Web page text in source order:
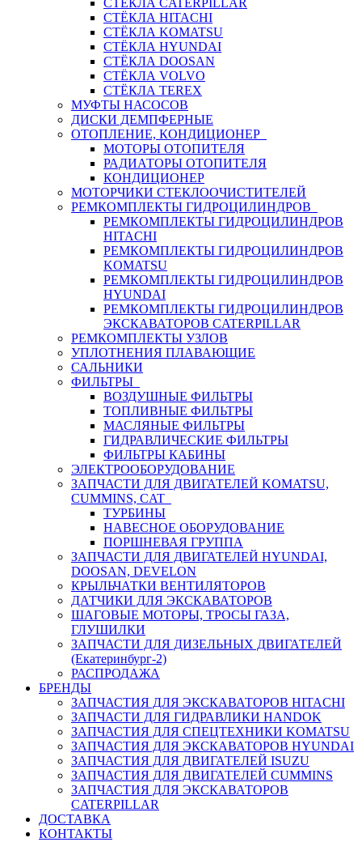
СТЁКЛА CATERPILLAR
СТЁКЛА HITACHI
СТЁКЛА KOMATSU
СТЁКЛА HYUNDAI
СТЁКЛА DOOSAN
СТЁКЛА VOLVO
СТЁКЛА TEREX
МУФТЫ НАСОСОВ
ДИСКИ ДЕМПФЕРНЫЕ
ОТОПЛЕНИЕ, КОНДИЦИОНЕР
МОТОРЫ ОТОПИТЕЛЯ
РАДИАТОРЫ ОТОПИТЕЛЯ
КОНДИЦИОНЕР
МОТОРЧИКИ СТЕКЛООЧИСТИТЕЛЕЙ
РЕМКОМПЛЕКТЫ ГИДРОЦИЛИНДРОВ
РЕМКОМПЛЕКТЫ ГИДРОЦИЛИНДРОВ
HITACHI
РЕМКОМПЛЕКТЫ ГИДРОЦИЛИНДРОВ
KOMATSU
РЕМКОМПЛЕКТЫ ГИДРОЦИЛИНДРОВ
HYUNDAI
РЕМКОМПЛЕКТЫ ГИДРОЦИЛИНДРОВ
ЭКСКАВАТОРОВ CATERPILLAR
РЕМКОМПЛЕКТЫ УЗЛОВ
УПЛОТНЕНИЯ ПЛАВАЮЩИЕ
САЛЬНИКИ
ФИЛЬТРЫ
ВОЗДУШНЫЕ ФИЛЬТРЫ
ТОПЛИВНЫЕ ФИЛЬТРЫ
МАСЛЯНЫЕ ФИЛЬТРЫ
ГИДРАВЛИЧЕСКИЕ ФИЛЬТРЫ
ФИЛЬТРЫ КАБИНЫ
ЭЛЕКТРООБОРУДОВАНИЕ
ЗАПЧАСТИ ДЛЯ ДВИГАТЕЛЕЙ KOMATSU,
CUMMINS, CAT
ТУРБИНЫ
НАВЕСНОЕ ОБОРУДОВАНИЕ
ПОРШНЕВАЯ ГРУППА
ЗАПЧАСТИ ДЛЯ ДВИГАТЕЛЕЙ HYUNDAI,
DOOSAN, DEVELON
КРЫЛЬЧАТКИ ВЕНТИЛЯТОРОВ
ДАТЧИКИ ДЛЯ ЭКСКАВАТОРОВ
ШАГОВЫЕ МОТОРЫ, ТРОСЫ ГАЗА,
ГЛУШИЛКИ
ЗАПЧАСТИ ДЛЯ ДИЗЕЛЬНЫХ ДВИГАТЕЛЕЙ
(Екатеринбург-2)
РАСПРОДАЖА
БРЕНДЫ
ЗАПЧАСТИЯ ДЛЯ ЭКСКАВАТОРОВ HITACHI
ЗАПЧАСТИ ДЛЯ ГИДРАВЛИКИ HANDOK
ЗАПЧАСТИЯ ДЛЯ СПЕЦТЕХНИКИ KOMATSU
ЗАПЧАСТИЯ ДЛЯ ЭКСКАВАТОРОВ HYUNDAI
ЗАПЧАСТИЯ ДЛЯ ДВИГАТЕЛЕЙ ISUZU
ЗАПЧАСТИЯ ДЛЯ ДВИГАТЕЛЕЙ CUMMINS
ЗАПЧАСТИЯ ДЛЯ ЭКСКАВАТОРОВ
CATERPILLAR
ДОСТАВКА
КОНТАКТЫ